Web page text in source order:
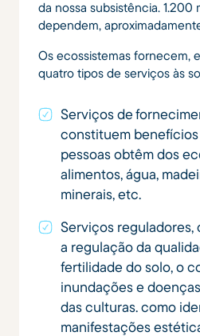
da nossa subsistência. 1.200
dependem,
Os ecossistemas fornecem,
quatro tipos de serviços às
Serviços de
constituem
pessoas obtêm dos
alimentos, água,
minerais, etc.
Serviços reguladores,
a regulação da
fertilidade do solo, o
inundações e
das culturas. como
manifestações